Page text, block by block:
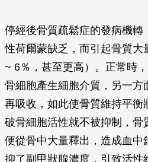
停經後骨質疏鬆症的發病機轉
性荷爾蒙缺乏，而引起骨質大
~ 6％，甚至更高）。正常時
骨細胞產生細胞介質，另一方
再吸收，如此使骨質維持平衡
破骨細胞活性就不被抑制，骨
便從骨中大量釋出，造成血中
抑了副甲狀腺濃度，引致活性